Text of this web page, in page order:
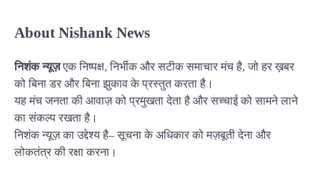
About Nishank News
निशंक न्यूज़एक निष्पक्ष, निर्भीक और सटीक समाचार मंच है, जो हर ख़बर
को बिना डर और बिना झुकाव के प्रस्तुत करता है।
यह मंच जनता की आवाज़ को प्रमुखता देता है और सच्चाई को सामने लाने
का संकल्प रखता है।
निशंक न्यूज़ का उद्देश्य है– सूचना के अधिकार को मज़बूती देना और
लोकतंत्र की रक्षा करना।